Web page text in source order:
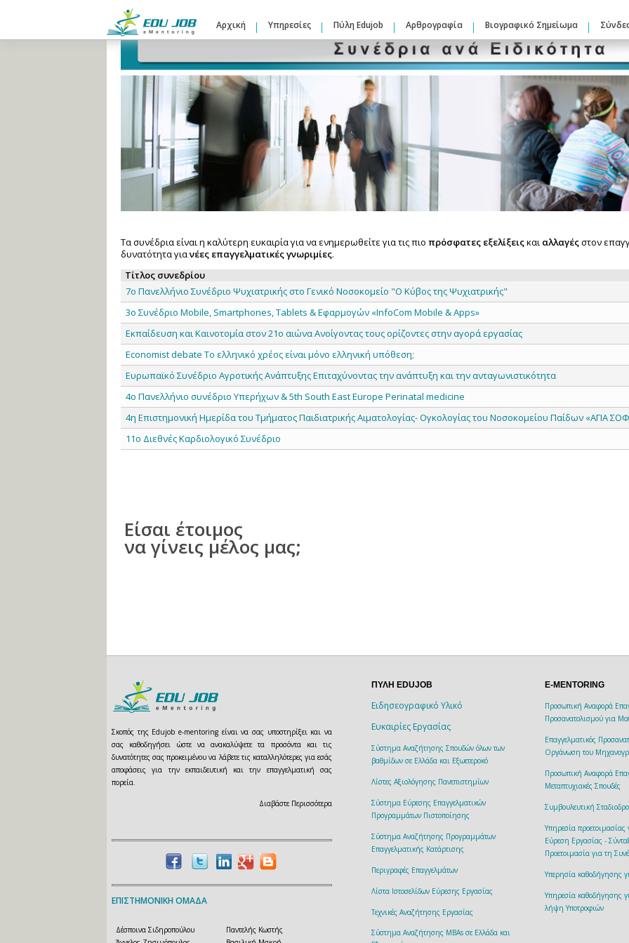
Αρχική Υπηρεσίες Πύλη Edujob Αρθρογραφία Βιογραφικό Σημείωμα
Τα συνέδρια είναι η καλύτερη ευκαιρία για να ενημερωθείτε για τις πιο πρόσφατες εξελίξειςκαι αλλαγέςστον
δυνατότητα γιανέες επαγγελματικές γνωριμίες.
Τίτλος συνεδρίου
7o Πανελλήνιο Συνέδριο Ψυχιατρικής στο Γενικό Νοσοκομείο "O Κύβος της Ψυχιατρικής"
3ο Συνέδριο Mobile, Smartphones, Tablets & Εφαρμογών «InfoCom Mobile & Αpps»
Εκπαίδευση και Καινοτομία στον 21ο αιώνα Ανοίγοντας τους ορίζοντες στην αγορά εργασίας
Economist debate To ελληνικό χρέος είναι μόνο ελληνική υπόθεση;
Ευρωπαϊκό Συνέδριο Αγροτικής Ανάπτυξης Επιταχύνοντας την ανάπτυξη και την ανταγωνιστικότητα
4ο Πανελλήνιο συνέδριο Υπερήχων & 5th South East Europe Perinatal medicine
4η Επιστημονική Ημερίδα του Τμήματος Παιδιατρικής Αιματολογίας- Ογκολογίας του Νοσοκομείου Παίδων «ΑΓΙΑ
11ο Διεθνές Καρδιολογικό Συνέδριο
Είσαι έτοιμος
να γίνεις μέλος μας;
Σκοπός της Edujob e-mentoring είναι να σας υποστηρίξει και να
σας καθοδηγήσει ώστε να ανακαλύψετε τα προσόντα και τις
δυνατότητες σας προκειμένου να λάβετε τις καταλληλότερες για εσάς
αποφάσεις για την εκπαιδευτική και την επαγγελματική σας
πορεία.
Διαβάστε Περισσότερα
ΕΠΙΣΤΗΜΟΝΙΚΗ ΟΜΑΔΑ
Δέσποινα Σιδηροπούλου
Παντελής Κωστής
ΠΥΛΗ EDUJOB
Ειδησεογραφικό Υλικό
Ευκαιρίες Εργασίας
Σύστημα Αναζήτησης Σπουδών όλων των
βαθμίδων σε Ελλάδα και Εξωετεροκό
Λίστες Αξιολόγησης Πανεπιστημίων
Σύστημα Εύρεσης Επαγγελματικών
Προγραμμάτων Πιστοποίησης
Σύστημα Αναζήτησης Προγραμμάτων
Επαγγελματικής Κατάρτισης
Περιγραφές Επαγγελμάτων
Λίστα Ιστοσελίδων Εύρεσης Εργασίας
Τεχνικές Αναζήτησης Εργασίας
Σύστημα Αναζήτησης MBAs σε Ελλάδα και
E-MENTORING
Προσωπική Αναφορά
Προσανατολισμού για
Επαγγελματικός
Οργάνωση του
Προσωπική Αναφορά
Μεταπτυχιακές Σπουδές
Συμβουλευτική
Υπηρεσία προετοιμασίας
Εύρεση Εργασίας -
Προετοιμασία για τη
Υπερησία καθοδήγησης
Υπηρεσία καθοδήγησης
λήψη Υποτροφιών